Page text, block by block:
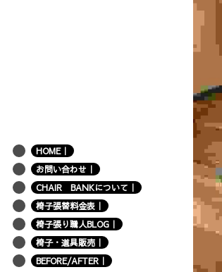
HOME｜
お問い合わせ｜
CHAIR BANKについて｜
椅子張替料金表｜
椅子張り職人BLOG｜
椅子・道具販売｜
BEFORE/AFTER｜